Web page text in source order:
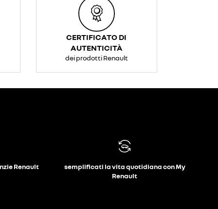
CERTIFICATO DI
AUTENTICITÀ
dei prodotti Renault
Renault
semplificati la vita quotidiana con My
Renault